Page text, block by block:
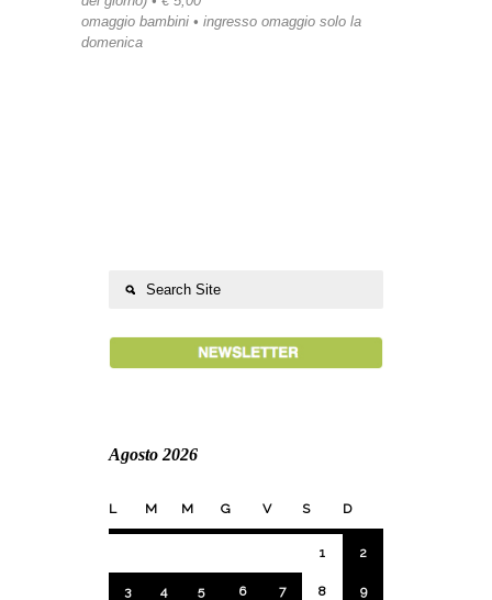
omaggio bambini • ingresso omaggio solo la
domenica
Agosto 2026
L M M G V S D
1 2
3 4 5 6 7 8 9